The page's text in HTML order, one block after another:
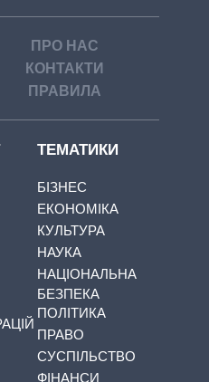
ПРО НАС
КОНТАКТИ
ПРАВИЛА
ТЕМАТИКИ
БІЗНЕС
ЕКОНОМІКА
КУЛЬТУРА
НАУКА
НАЦІОНАЛЬНА
БЕЗПЕКА
ПОЛІТИКА
ПРАВО
СУСПІЛЬСТВО
ФІНАНСИ